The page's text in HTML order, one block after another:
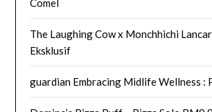
Comel
The Laughing Cow x Monchhichi
Eksklusif
guardian Embracing Midlife Wellness :